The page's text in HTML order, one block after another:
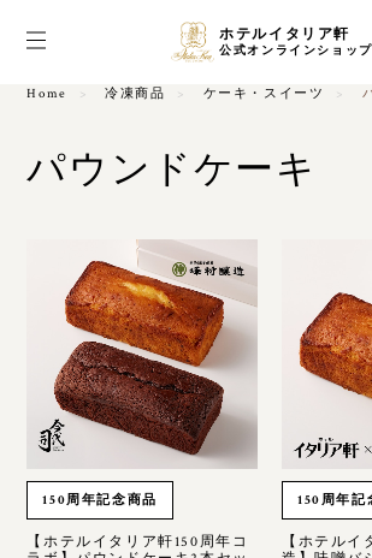
ホテルイタリア軒
公式オンラインショップ
Home 冷凍商品 ケーキ・スイーツ
パウンドケーキ
150周年記念商品
【ホテルイタリア軒150周年コ
150周年記
【ホテル